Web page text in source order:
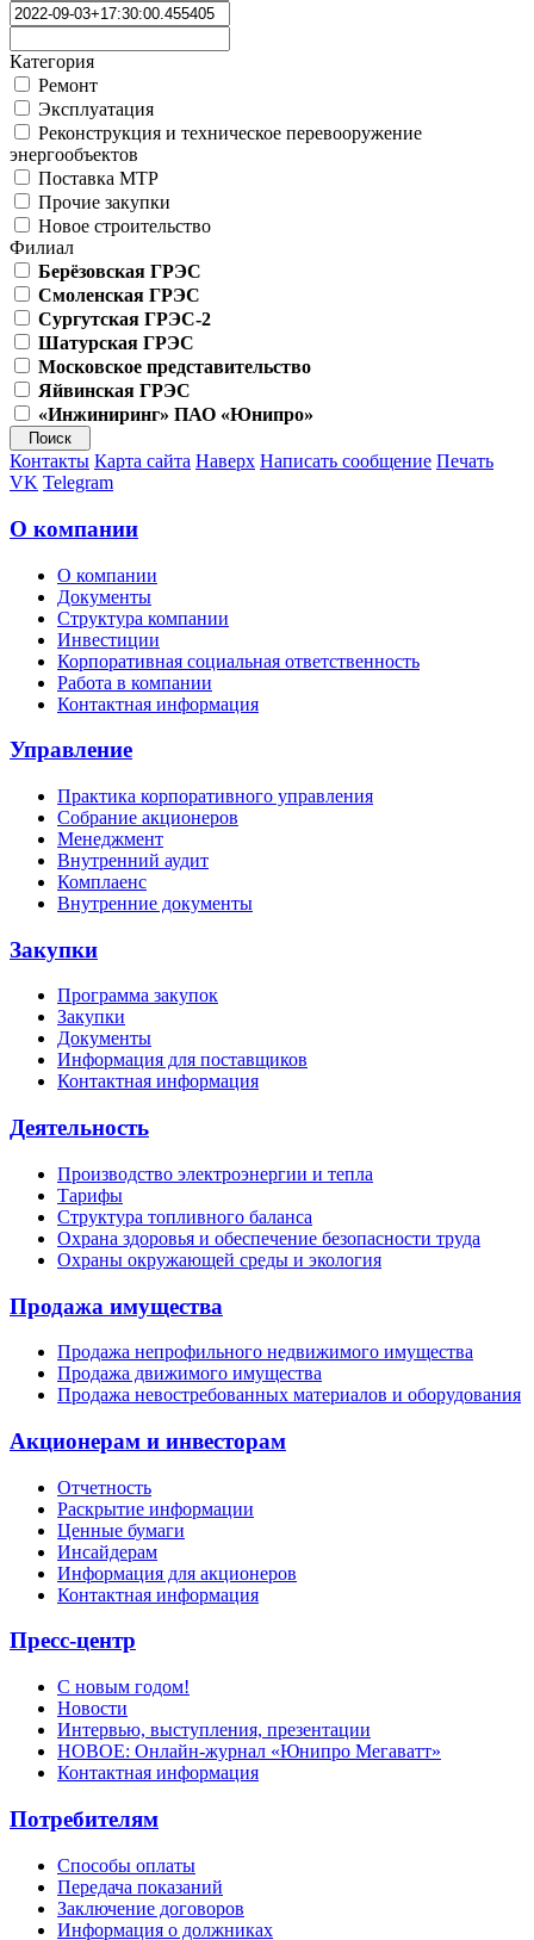
Категория
Ремонт
Эксплуатация
Реконструкция и техническое перевооружение
энергообъектов
Поставка МТР
Прочие закупки
Новое строительство
Филиал
Берёзовская ГРЭС
Смоленская ГРЭС
Сургутская ГРЭС-2
Шатурская ГРЭС
Московское представительство
Яйвинская ГРЭС
«Инжиниринг» ПАО «Юнипро»
Контакты Карта сайта Наверх Написать сообщение Печать
VK Telegram
О компании
О компании
Документы
Структура компании
Инвестиции
Корпоративная социальная ответственность
Работа в компании
Контактная информация
Управление
Практика корпоративного управления
Собрание акционеров
Менеджмент
Внутренний аудит
Комплаенс
Внутренние документы
Закупки
Программа закупок
Закупки
Документы
Информация для поставщиков
Контактная информация
Деятельность
Производство электроэнергии и тепла
Тарифы
Структура топливного баланса
Охрана здоровья и обеспечение безопасности труда
Охраны окружающей среды и экология
Продажа имущества
Продажа непрофильного недвижимого имущества
Продажа движимого имущества
Продажа невостребованных материалов и оборудования
Акционерам и инвесторам
Отчетность
Раскрытие информации
Ценные бумаги
Инсайдерам
Информация для акционеров
Контактная информация
Пресс-центр
С новым годом!
Новости
Интервью, выступления, презентации
НОВОЕ: Онлайн-журнал «Юнипро Мегаватт»
Контактная информация
Потребителям
Способы оплаты
Передача показаний
Заключение договоров
Информация о должниках